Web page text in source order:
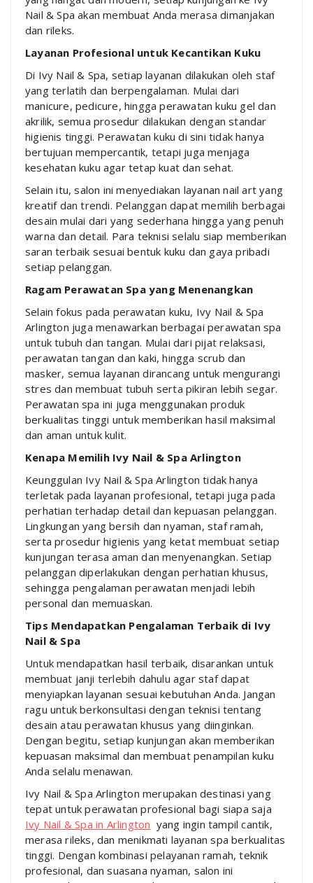
Nail & Spa akan membuat Anda merasa dimanjakan
dan rileks.
Layanan Profesional untuk Kecantikan Kuku
Di Ivy Nail & Spa, setiap layanan dilakukan oleh staf
yang terlatih dan berpengalaman. Mulai dari
manicure, pedicure, hingga perawatan kuku gel dan
akrilik, semua prosedur dilakukan dengan standar
higienis tinggi. Perawatan kuku di sini tidak hanya
bertujuan mempercantik, tetapi juga menjaga
kesehatan kuku agar tetap kuat dan sehat.
Selain itu, salon ini menyediakan layanan nail art yang
kreatif dan trendi. Pelanggan dapat memilih berbagai
desain mulai dari yang sederhana hingga yang penuh
warna dan detail. Para teknisi selalu siap memberikan
saran terbaik sesuai bentuk kuku dan gaya pribadi
setiap pelanggan.
Ragam Perawatan Spa yang Menenangkan
Selain fokus pada perawatan kuku, Ivy Nail & Spa
Arlington juga menawarkan berbagai perawatan spa
untuk tubuh dan tangan. Mulai dari pijat relaksasi,
perawatan tangan dan kaki, hingga scrub dan
masker, semua layanan dirancang untuk mengurangi
stres dan membuat tubuh serta pikiran lebih segar.
Perawatan spa ini juga menggunakan produk
berkualitas tinggi untuk memberikan hasil maksimal
dan aman untuk kulit.
Kenapa Memilih Ivy Nail & Spa Arlington
Keunggulan Ivy Nail & Spa Arlington tidak hanya
terletak pada layanan profesional, tetapi juga pada
perhatian terhadap detail dan kepuasan pelanggan.
Lingkungan yang bersih dan nyaman, staf ramah,
serta prosedur higienis yang ketat membuat setiap
kunjungan terasa aman dan menyenangkan. Setiap
pelanggan diperlakukan dengan perhatian khusus,
sehingga pengalaman perawatan menjadi lebih
personal dan memuaskan.
Tips Mendapatkan Pengalaman Terbaik di Ivy
Nail & Spa
Untuk mendapatkan hasil terbaik, disarankan untuk
membuat janji terlebih dahulu agar staf dapat
menyiapkan layanan sesuai kebutuhan Anda. Jangan
ragu untuk berkonsultasi dengan teknisi tentang
desain atau perawatan khusus yang diinginkan.
Dengan begitu, setiap kunjungan akan memberikan
kepuasan maksimal dan membuat penampilan kuku
Anda selalu menawan.
Ivy Nail & Spa Arlington merupakan destinasi yang
tepat untuk perawatan profesional bagi siapa saja
Ivy Nail & Spa in Arlington yang ingin tampil cantik,
merasa rileks, dan menikmati layanan spa berkualitas
tinggi. Dengan kombinasi pelayanan ramah, teknik
profesional, dan suasana nyaman, salon ini